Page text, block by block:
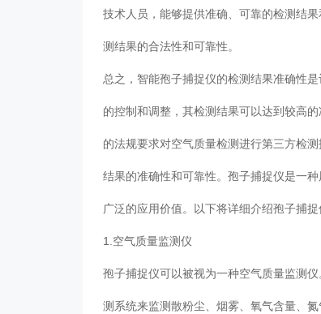
技术人员，能够提供准确、可靠的检测结
测结果的合法性和可靠性。
总之，智能孢子捕捉仪的检测结果准确性
的控制和调整，其检测结果可以达到较高
的法规要求对空气质量检测进行第三方检
结果的准确性和可靠性。孢子捕捉仪是一
广泛的应用价值。以下将详细介绍孢子捕
1.空气质量监测仪
孢子捕捉仪可以被视为一种空气质量监测
测系统来监测散粉尘、烟雾、氧气含量、